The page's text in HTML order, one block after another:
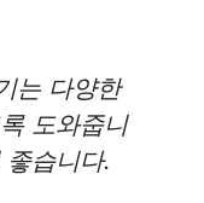
는 다양한
도와줍니
습니다.